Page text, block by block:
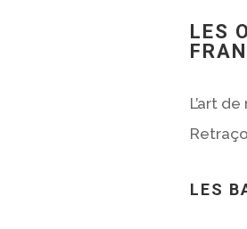
LES
L’art
LES